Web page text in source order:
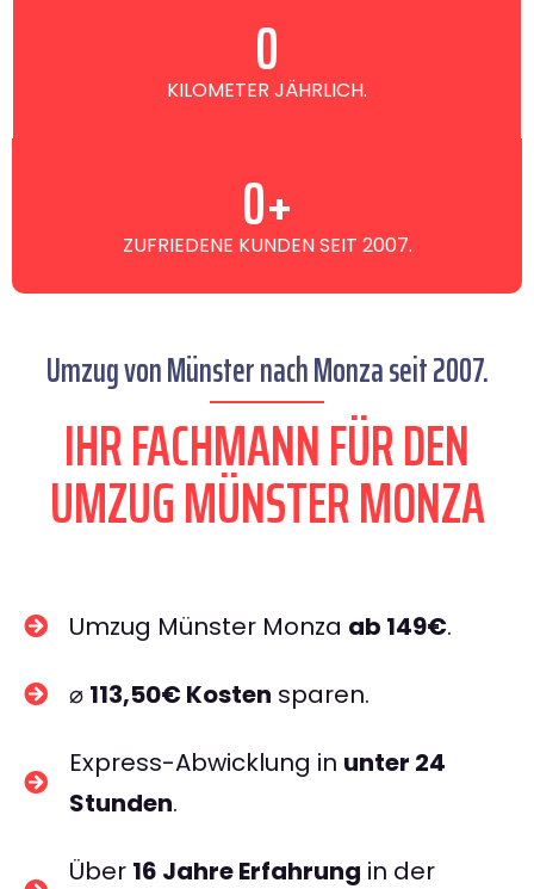
KILOMETER JÄHRLICH.
0
ZUFRIEDENE KUNDEN SEIT 2007.
0+
Umzug von Münster nach Monza seit 2007.
IHR FACHMANN FÜR DEN
UMZUG MÜNSTER MONZA
Umzug Münster Monza ab 149€.
⌀ 113,50€ Kosten sparen.
Express-Abwicklung in unter 24
Stunden.
Über 16 Jahre Erfahrung in der